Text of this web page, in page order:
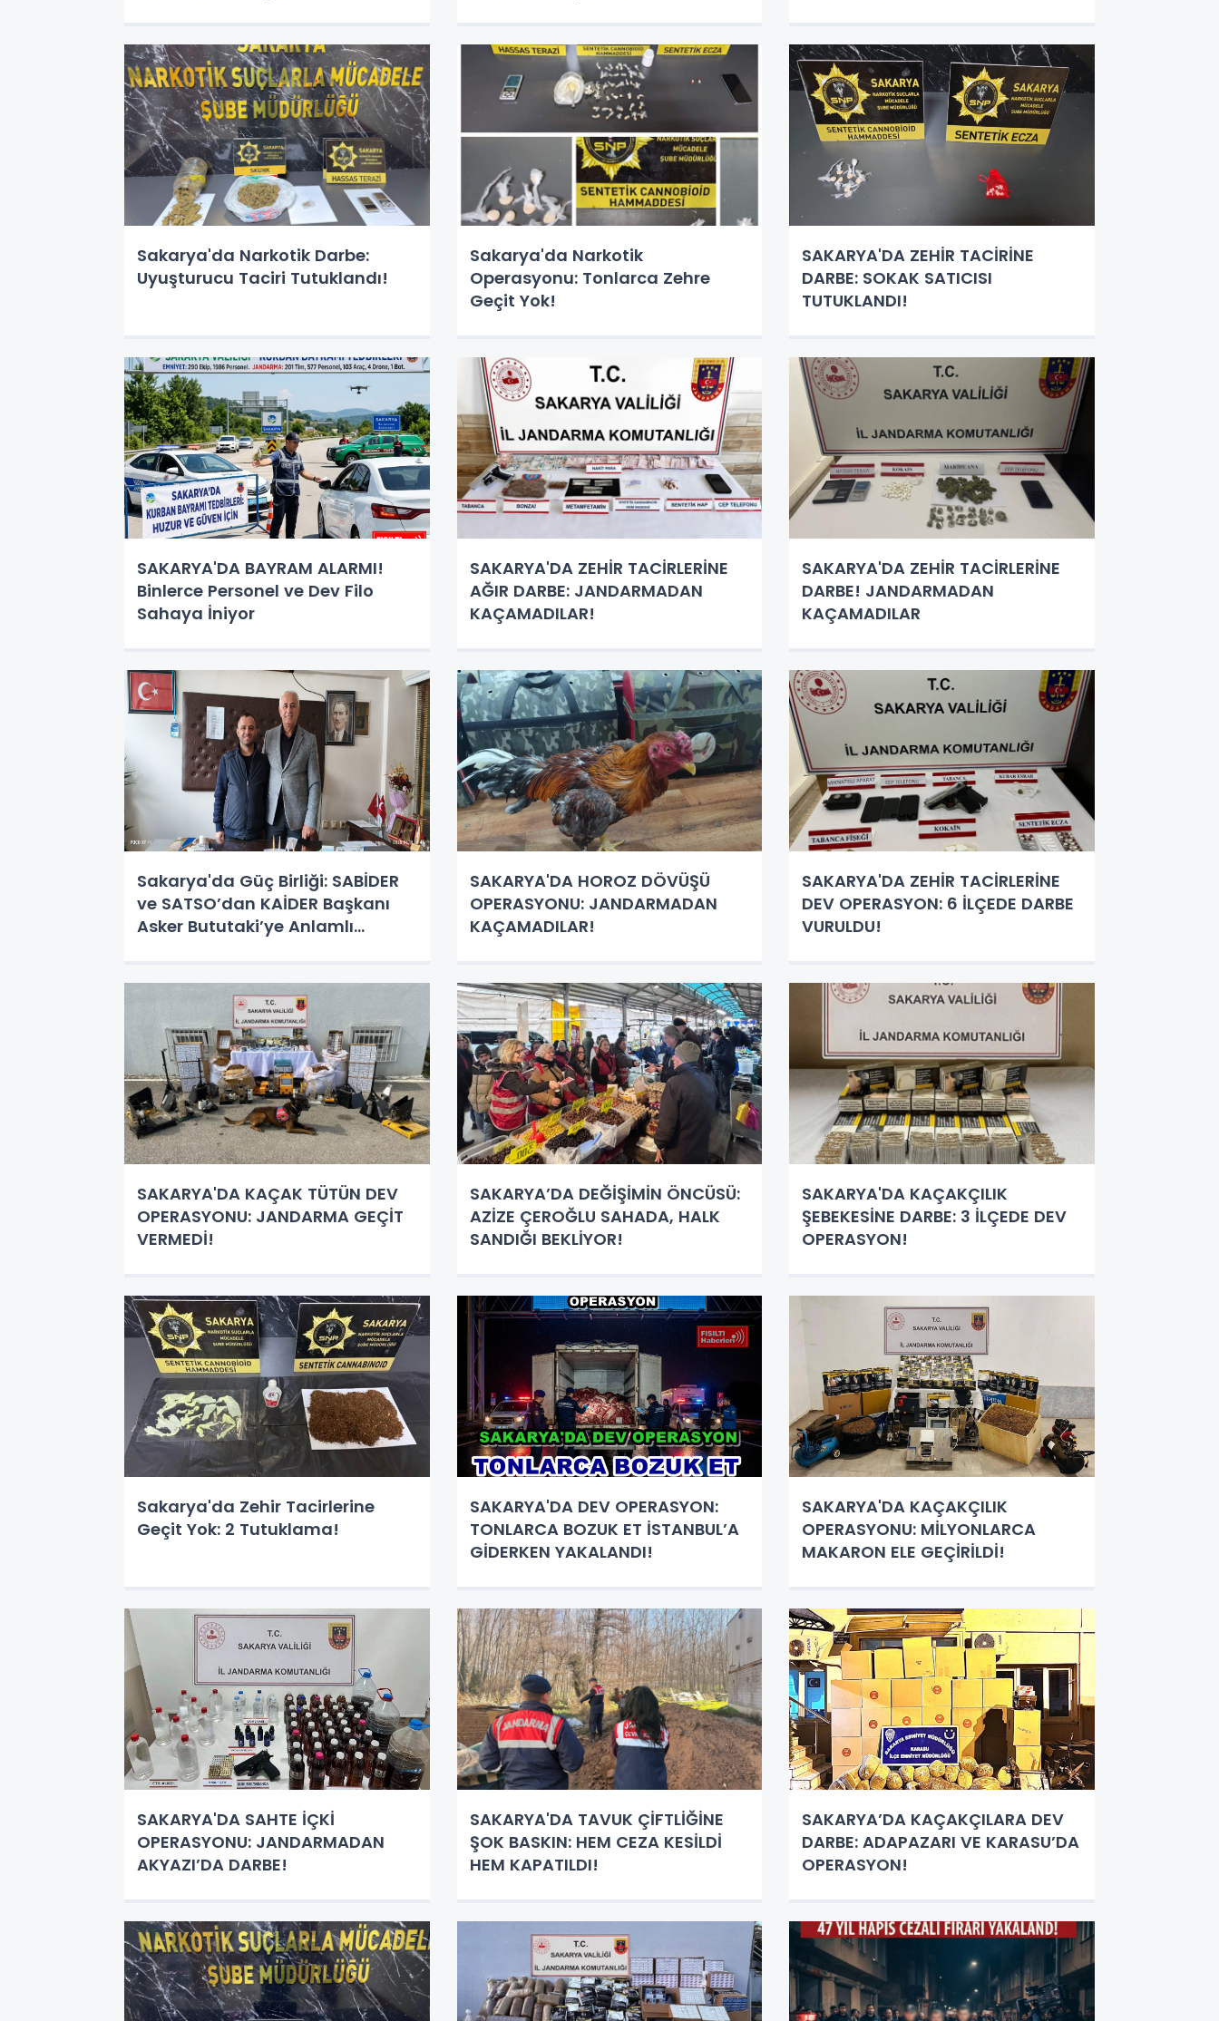
Sakarya'da Narkotik Darbe:
Uyuşturucu Taciri Tutuklandı!
Sakarya'da Narkotik
Operasyonu: Tonlarca Zehre
Geçit Yok!
SAKARYA'DA ZEHİR TACİRİNE
DARBE: SOKAK SATICISI
TUTUKLANDI!
SAKARYA'DA BAYRAM ALARMI!
Binlerce Personel ve Dev Filo
Sahaya İniyor
SAKARYA'DA ZEHİR TACİRLERİNE
AĞIR DARBE: JANDARMADAN
KAÇAMADILAR!
SAKARYA'DA ZEHİR TACİRLERİNE
DARBE! JANDARMADAN
KAÇAMADILAR
Sakarya'da Güç Birliği: SABİDER
ve SATSO’dan KAİDER Başkanı
Asker Bututaki’ye Anlamlı
SAKARYA'DA HOROZ DÖVÜŞÜ
OPERASYONU: JANDARMADAN
KAÇAMADILAR!
SAKARYA'DA ZEHİR TACİRLERİNE
DEV OPERASYON: 6 İLÇEDE DARBE
VURULDU!
SAKARYA'DA KAÇAK TÜTÜN DEV
OPERASYONU: JANDARMA GEÇİT
VERMEDİ!
SAKARYA’DA DEĞİŞİMİN ÖNCÜSÜ:
AZİZE ÇEROĞLU SAHADA, HALK
SANDIĞI BEKLİYOR!
SAKARYA'DA KAÇAKÇILIK
ŞEBEKESİNE DARBE: 3 İLÇEDE DEV
OPERASYON!
Sakarya'da Zehir Tacirlerine
Geçit Yok: 2 Tutuklama!
SAKARYA'DA DEV OPERASYON:
TONLARCA BOZUK ET İSTANBUL’A
GİDERKEN YAKALANDI!
SAKARYA'DA KAÇAKÇILIK
OPERASYONU: MİLYONLARCA
MAKARON ELE GEÇİRİLDİ!
SAKARYA'DA SAHTE İÇKİ
OPERASYONU: JANDARMADAN
AKYAZI’DA DARBE!
SAKARYA'DA TAVUK ÇİFTLİĞİNE
ŞOK BASKIN: HEM CEZA KESİLDİ
HEM KAPATILDI!
SAKARYA’DA KAÇAKÇILARA DEV
DARBE: ADAPAZARI VE KARASU’DA
OPERASYON!